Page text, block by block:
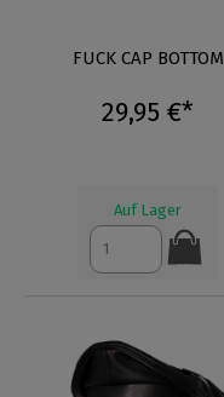
FUCK CAP BOTTOM
29,95 €*
Auf Lager